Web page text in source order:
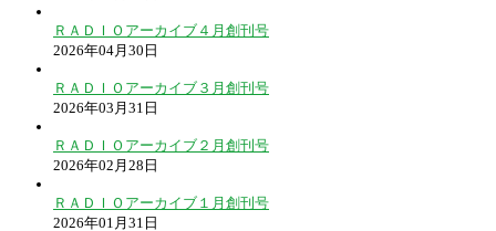
ＲＡＤＩＯアーカイブ４月創刊号
2026年04月30日
ＲＡＤＩＯアーカイブ３月創刊号
2026年03月31日
ＲＡＤＩＯアーカイブ２月創刊号
2026年02月28日
ＲＡＤＩＯアーカイブ１月創刊号
2026年01月31日